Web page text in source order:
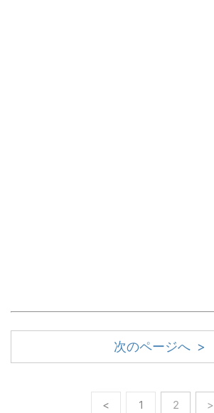
次のページへ >
< 1 2 >